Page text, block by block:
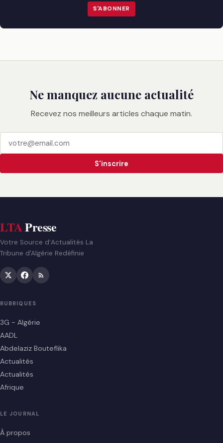
S'ABONNER
Ne manquez aucune actualité
Recevez nos meilleurs articles chaque matin.
S'inscrire
LTAPresse
Votre Source d’Actualités La
Tribune d'Algérie Redéfinie
RUBRIQUES
3G - Algérie
AADL
Abdelaziz Bouteflika
Actualités
Actualités
Afrique
LE JOURNAL
À propos